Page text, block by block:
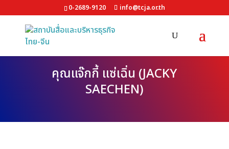
0-2689-9120 info@tcja.or.th
คุณแจ๊กกี้ แซ่เฉิ่น (JACKY
SAECHEN)